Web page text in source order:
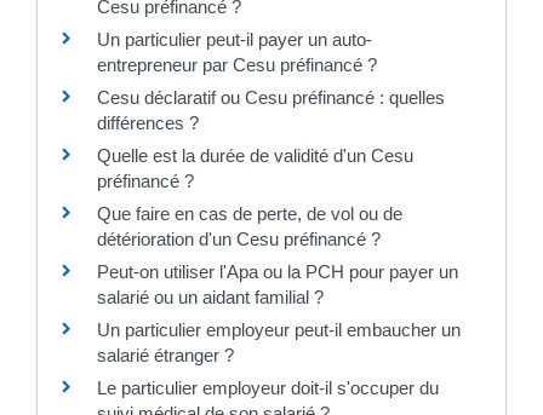
Cesu préfinancé ?
Un particulier peut-il payer un auto-
entrepreneur par Cesu préfinancé ?
Cesu déclaratif ou Cesu préfinancé : quelles
différences ?
Quelle est la durée de validité d'un Cesu
préfinancé ?
Que faire en cas de perte, de vol ou de
détérioration d'un Cesu préfinancé ?
Peut-on utiliser l'Apa ou la PCH pour payer un
salarié ou un aidant familial ?
Un particulier employeur peut-il embaucher un
salarié étranger ?
Le particulier employeur doit-il s'occuper du